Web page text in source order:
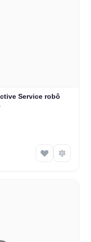
Service robô